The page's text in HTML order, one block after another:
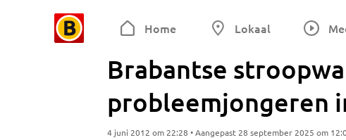
Home Lokaal
Brabantse
probleemjongeren
4 juni 2012 om 22:28 • Aangepast 28 september 2025 om